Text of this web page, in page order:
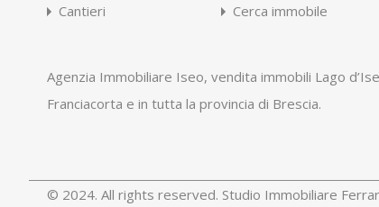
Cantieri
Cerca immobile
Agenzia Immobiliare Iseo, vendita immobili Lago
Franciacorta e in tutta la provincia di Brescia.
© 2024. All rights reserved. Studio Immobiliare